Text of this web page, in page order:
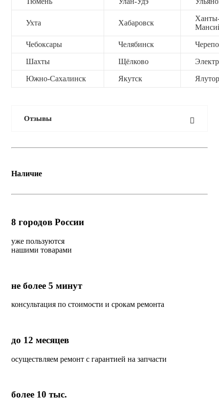
Ухта Хабаровск
Чебоксары Челябинск
Шахты Щёлково
Южно-Сахалинск Якутск
Отзывы
Наличие
8 городов России
уже пользуются
нашими товарами
не более 5 минут
консультация по стоимости и срокам ремонта
до 12 месяцев
осуществляем ремонт с гарантией на запчасти
более 10 тыс.